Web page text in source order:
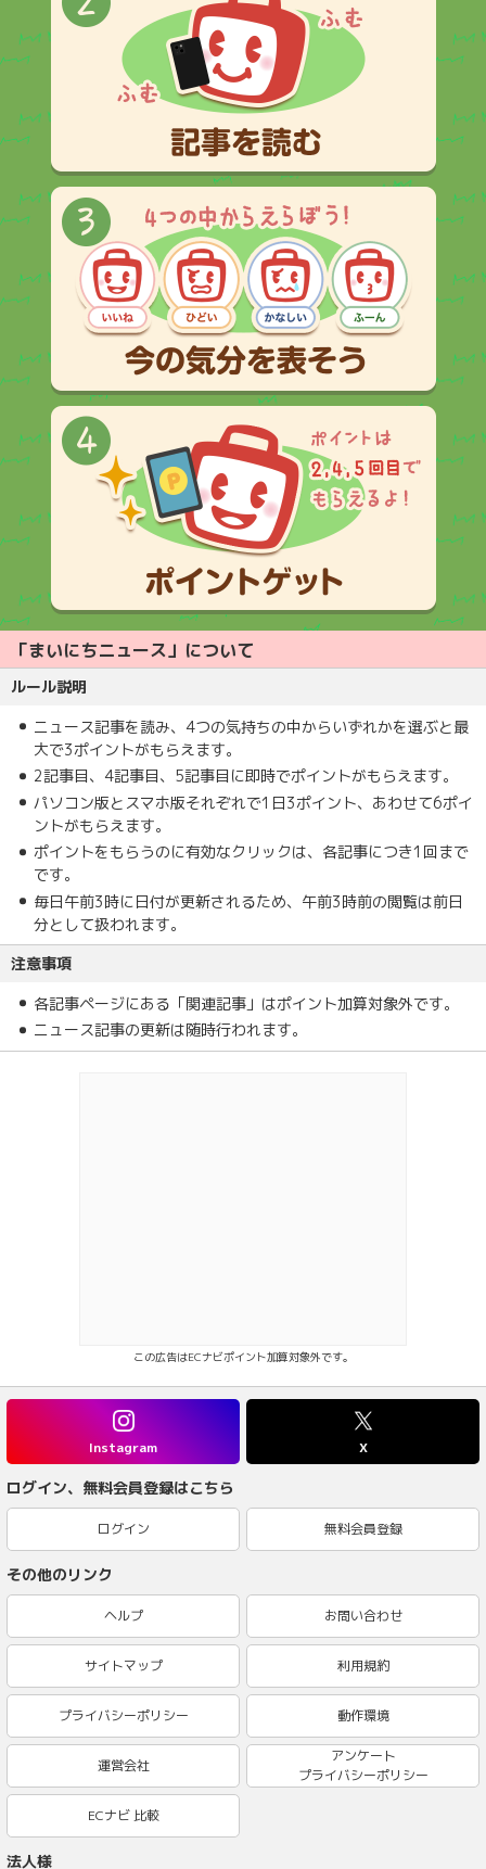
「まいにちニュース」について
ルール説明
ニュース記事を読み、4つの気持ちの中からいずれかを選ぶと最
大で3ポイントがもらえます。
2記事目、4記事目、5記事目に即時でポイントがもらえます。
パソコン版とスマホ版それぞれで1日3ポイント、あわせて6ポイ
ントがもらえます。
ポイントをもらうのに有効なクリックは、各記事につき1回まで
です。
毎日午前3時に日付が更新されるため、午前3時前の閲覧は前日
分として扱われます。
注意事項
各記事ページにある「関連記事」はポイント加算対象外です。
ニュース記事の更新は随時行われます。
この広告はECナビポイント加算対象外です。
Instagram X
ログイン、無料会員登録はこちら
ログイン 無料会員登録
その他のリンク
ヘルプ お問い合わせ
サイトマップ 利用規約
プライバシーポリシー 動作環境
運営会社
アンケート
プライバシーポリシー
ECナビ 比較
法人様